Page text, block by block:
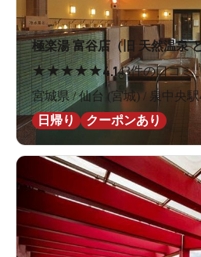
極楽湯 富谷店（旧 天然温泉
★★★★★4.143件の口コミ
宮城県 / 仙台 (宮城) / 泉中央駅
日帰り
クーポンあり